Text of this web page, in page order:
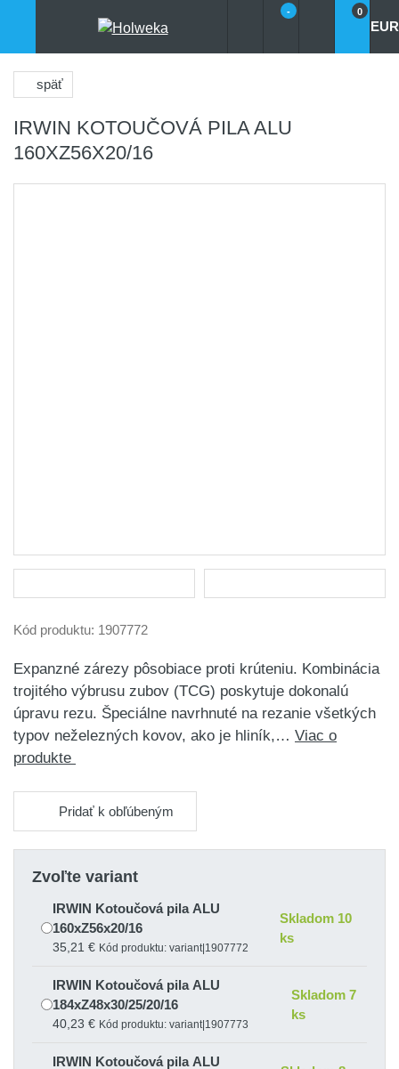
- 0
EUR
späť
IRWIN KOTOUČOVÁ PILA ALU
160XZ56X20/16
Kód produktu: 1907772
Expanzné zárezy pôsobiace proti krúteniu. Kombinácia
trojitého výbrusu zubov (TCG) poskytuje dokonalú
úpravu rezu. Špeciálne navrhnuté na rezanie všetkých
typov neželezných kovov, ako je hliník,… Viac o
produkte
Pridať k obľúbeným
Zvoľte variant
IRWIN Kotoučová pila ALU
160xZ56x20/16
35,21 € Kód produktu: variant|1907772
Skladom 10
ks
IRWIN Kotoučová pila ALU
184xZ48x30/25/20/16
40,23 € Kód produktu: variant|1907773
Skladom 7
ks
IRWIN Kotoučová pila ALU